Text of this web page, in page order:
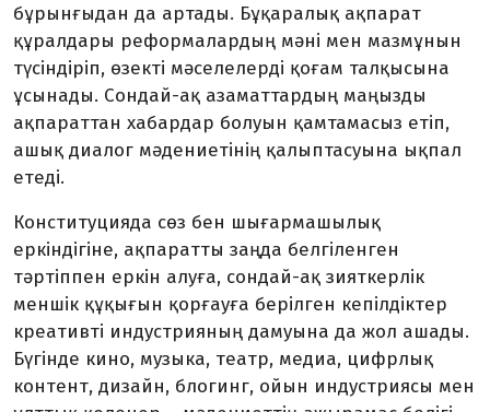
бұрынғыдан да артады. Бұқаралық ақпарат
құралдары реформалардың мәні мен мазмұнын
түсіндіріп, өзекті мәселелерді қоғам талқысына
ұсынады. Сондай-ақ азаматтардың маңызды
ақпараттан хабардар болуын қамтамасыз етіп,
ашық диалог мәдениетінің қалыптасуына ықпал
етеді.
Конституцияда сөз бен шығармашылық
еркіндігіне, ақпаратты заңда белгіленген
тәртіппен еркін алуға, сондай-ақ зияткерлік
меншік құқығын қорғауға берілген кепілдіктер
креативті индустрияның дамуына да жол ашады.
Бүгінде кино, музыка, театр, медиа, цифрлық
контент, дизайн, блогинг, ойын индустриясы мен